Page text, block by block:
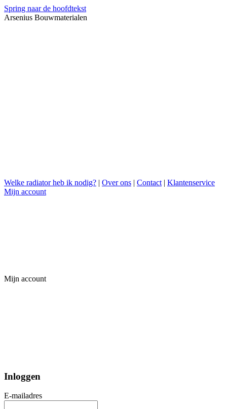
Spring naar de hoofdtekst
Arsenius Bouwmaterialen
Welke radiator heb ik nodig? | Over ons | Contact | Klantenservice
Mijn account
Mijn account
Inloggen
E-mailadres